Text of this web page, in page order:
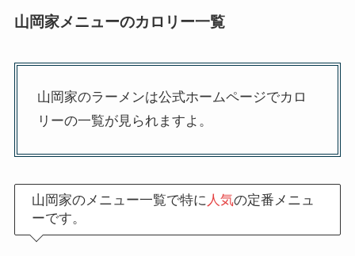
山岡家メニューのカロリー一覧
山岡家のラーメンは公式ホームページでカロ
リーの一覧が見られますよ。
山岡家のメニュー一覧で特に 人気の定番メニュ
ーです。